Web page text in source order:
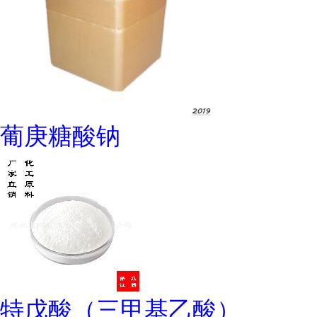
葡庚糖酸钠
特戊酸（三甲基乙酸）